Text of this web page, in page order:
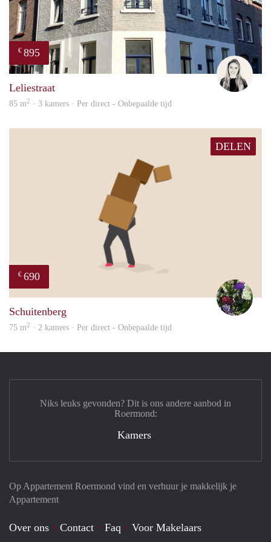
€ 895
Fleur
Leliestraat
85 m2 · 3 kamers · Per direct - Onbepaalde tijd
DELEN
€ 690
Schuitenberg
75 m2 · 2 kamers · Per direct - Onbepaalde tijd
Op Appartement Roermond vind en verhuur je makkelijk je
Appartement
Over ons Contact Faq Voor Makelaars
Niks leuks gevonden? Dit is ons andere aanbod in
Roermond:
Kamers